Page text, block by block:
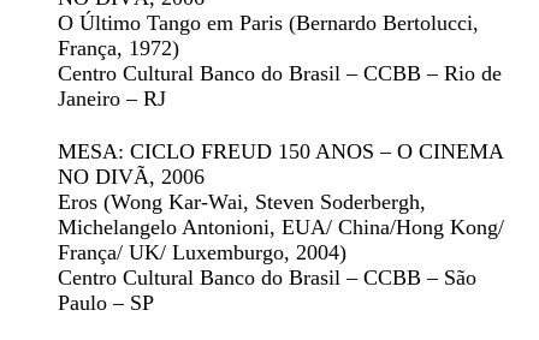
O Último Tango em Paris (Bernardo Bertolucci,
França, 1972)
Centro Cultural Banco do Brasil – CCBB – Rio de
Janeiro – RJ
MESA: CICLO FREUD 150 ANOS – O CINEMA
NO DIVÃ, 2006
Eros (Wong Kar-Wai, Steven Soderbergh,
Michelangelo Antonioni, EUA/ China/Hong Kong/
França/ UK/ Luxemburgo, 2004)
Centro Cultural Banco do Brasil – CCBB – São
Paulo – SP